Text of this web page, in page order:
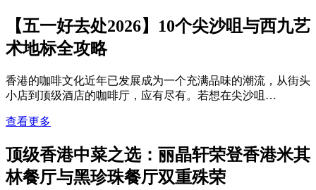
【五一好去处2026】10个尖沙咀与西九艺
术地标全攻略
香港的咖啡文化近年已发展成为一个充满品味的潮流，从街头
小店到顶级酒店的咖啡厅，应有尽有。若想在尖沙咀…
查看更多
顶级香港中菜之选：丽晶轩荣登香港米其
林餐厅与黑珍珠餐厅双重殊荣